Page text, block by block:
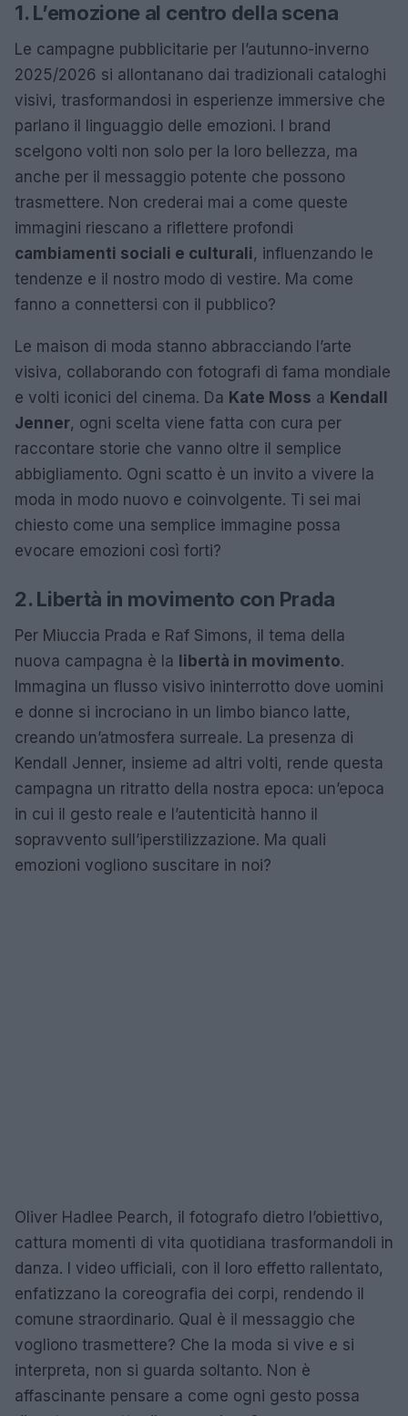
1. L’emozione al centro della scena
Le campagne pubblicitarie per l’autunno-inverno
2025/2026 si allontanano dai tradizionali cataloghi
visivi, trasformandosi in esperienze immersive che
parlano il linguaggio delle emozioni. I brand
scelgono volti non solo per la loro bellezza, ma
anche per il messaggio potente che possono
trasmettere. Non crederai mai a come queste
immagini riescano a riflettere profondi
cambiamenti sociali e culturali, influenzando le
tendenze e il nostro modo di vestire. Ma come
fanno a connettersi con il pubblico?
Le maison di moda stanno abbracciando l’arte
visiva, collaborando con fotografi di fama mondiale
e volti iconici del cinema. Da Kate Moss a Kendall
Jenner, ogni scelta viene fatta con cura per
raccontare storie che vanno oltre il semplice
abbigliamento. Ogni scatto è un invito a vivere la
moda in modo nuovo e coinvolgente. Ti sei mai
chiesto come una semplice immagine possa
evocare emozioni così forti?
2. Libertà in movimento con Prada
Per Miuccia Prada e Raf Simons, il tema della
nuova campagna è la libertà in movimento.
Immagina un flusso visivo ininterrotto dove uomini
e donne si incrociano in un limbo bianco latte,
creando un’atmosfera surreale. La presenza di
Kendall Jenner, insieme ad altri volti, rende questa
campagna un ritratto della nostra epoca: un’epoca
in cui il gesto reale e l’autenticità hanno il
sopravvento sull’iperstilizzazione. Ma quali
emozioni vogliono suscitare in noi?
Oliver Hadlee Pearch, il fotografo dietro l’obiettivo,
cattura momenti di vita quotidiana trasformandoli in
danza. I video ufficiali, con il loro effetto rallentato,
enfatizzano la coreografia dei corpi, rendendo il
comune straordinario. Qual è il messaggio che
vogliono trasmettere? Che la moda si vive e si
interpreta, non si guarda soltanto. Non è
affascinante pensare a come ogni gesto possa